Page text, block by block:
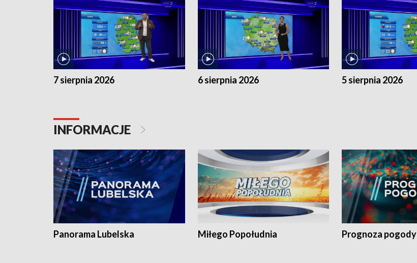
7 sierpnia 2026 6 sierpnia 2026 5 sierpnia 2026
INFORMACJE
Panorama Lubelska Miłego Popołudnia Prognoza pogody